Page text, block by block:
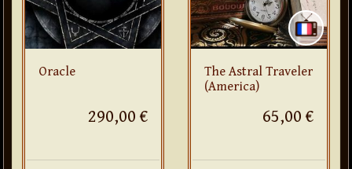
Oracle
290,00 €
The Astral Traveler
(America)
65,00 €